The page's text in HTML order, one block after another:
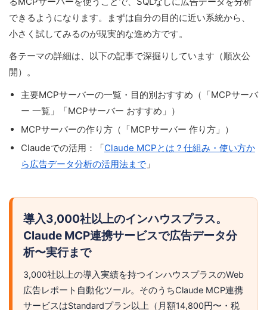
できるようになります。まずは自分の目的に近い系統から、
小さく試してみるのが現実的な進め方です。
各テーマの詳細は、以下の記事で深掘りしています（順次公
開）。
主要MCPサーバーの一覧・目的別おすすめ（「MCPサーバ
ー 一覧」「MCPサーバー おすすめ」）
MCPサーバーの作り方（「MCPサーバー 作り方」）
Claudeでの活用：「Claude MCPとは？仕組み・使い方か
ら広告データ分析の活用法まで 」
導入3,000社以上のインハウスプラス。
Claude MCP連携サービスで広告データ分
析〜実行まで
3,000社以上の導入実績を持つインハウスプラスのWeb
広告レポート自動化ツール。そのうちClaude MCP連携
サービスはStandardプラン以上（月額14,800円〜・税